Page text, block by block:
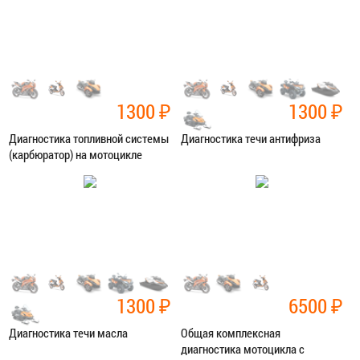
1300₽
Диагностика топливной системы
(карбюратор) на мотоцикле
Диагностика
1300₽
Диагностика течи антифриза
Диагностика
1300₽
Диагностика течи масла
6500₽
Общая комплексная
диагностика мотоцикла с